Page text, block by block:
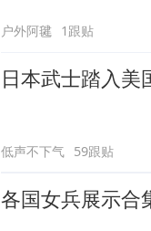
户外阿毽 1跟贴
日本武士踏入美
低声不下气 59跟贴
各国女兵展示合